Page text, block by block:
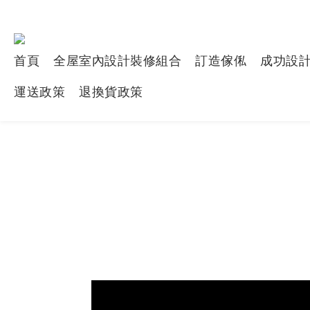
首頁 全屋室內設計裝修組合 訂造傢俬 成功設
運送政策 退換貨政策